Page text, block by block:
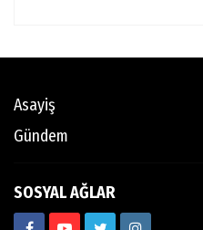
Asayiş
Gündem
SOSYAL AĞLAR